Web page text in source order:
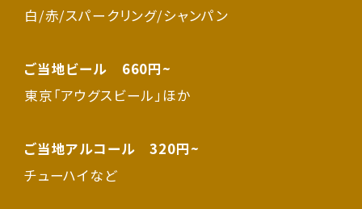
白/赤/スパークリング/シャンパン
ご当地ビール 660円~
東京「アウグスビール」ほか
ご当地アルコール 320円~
チューハイなど